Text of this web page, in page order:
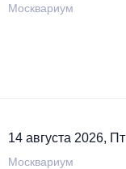
Москвариум
14 августа 2026, Пт
Москвариум